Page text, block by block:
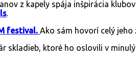
z kapely spája inšpirácia
.
festival. Ako sám hovorí celý
skladieb, ktoré ho oslovili v